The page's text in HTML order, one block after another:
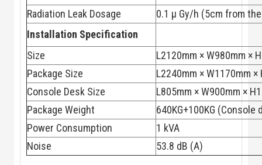
Tin Khuyến Mãi
Tin Tuyển Dụng
Radiation Leak Dosage
0.1 μ Gy/h (5cm from
Installation Specification
Size
L2120mm × W980mm ×
Package Size
L2240mm × W1170mm ×
Console Desk Size
L805mm × W900mm ×
Package Weight
640KG+100KG (Console
Power Consumption
1 kVA
Noise
53.8 dB (A)